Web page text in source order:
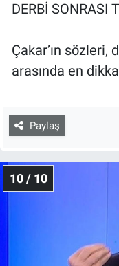
DERBİ SONRASI
Çakar’ın sözleri,
arasında en
Paylaş
10 / 10